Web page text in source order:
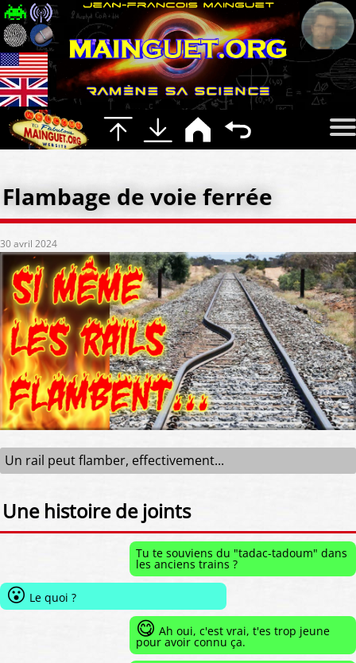
Flambage de voie ferrée
30 avril 2024
Un rail peut flamber, effectivement...
Une histoire de joints
Tu te souviens du "tadac-tadoum" dans
les anciens trains ?
😮 Le quoi ?
😋 Ah oui, c'est vrai, t'es trop jeune
pour avoir connu ça.